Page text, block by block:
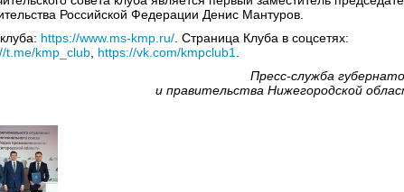
Российской Федерации Денис Мантуров.
https://www.ms-kmp.ru/ . Страница Клуба в соцсетях:
t.me/kmp_club https://vk.com/kmpclub1
Пресс-служба
и правительства Нижегородской